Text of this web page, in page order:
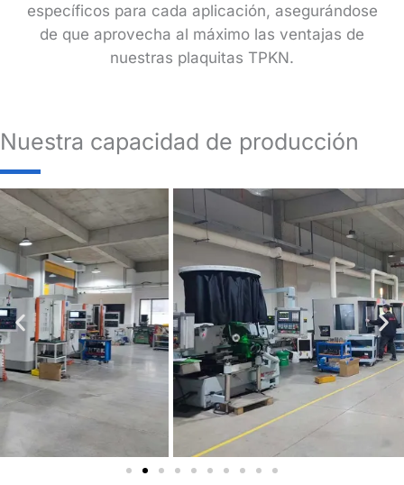
específicos para cada aplicación, asegurándose
de que aprovecha al máximo las ventajas de
nuestras plaquitas TPKN.
Nuestra capacidad de producción